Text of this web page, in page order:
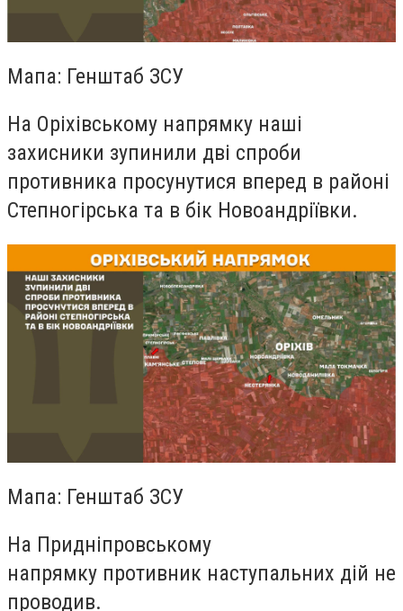
Мапа: Генштаб ЗСУ
На Оріхівському напрямку наші
захисники зупинили дві спроби
противника просунутися вперед в районі
Степногірська та в бік Новоандріївки.
Мапа: Генштаб ЗСУ
На Придніпровському
напрямку противник наступальних дій не
проводив.